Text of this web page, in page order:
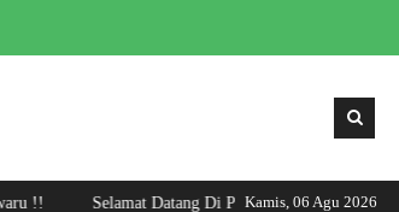
Kamis, 06 Agu 2026
Selamat Datang Di Portal MTs Al - Huda